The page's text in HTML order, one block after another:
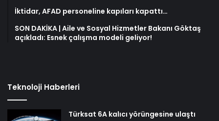
İktidar, AFAD personeline kapıları kapattı…
SON DAKİKA | Aile ve Sosyal Hizmetler Bakanı Göktaş
açıkladı: Esnek çalışma modeli geliyor!
Teknoloji Haberleri
Türksat 6A kalıcı yörüngesine ulaştı